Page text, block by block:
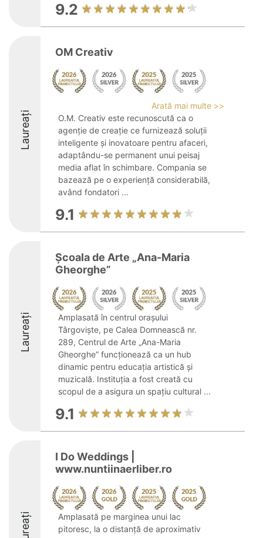
9.2
Laureați
OM Creativ
Arată mai multe >>
O.M. Creativ este recunoscută ca o
agenție de creație ce furnizează soluții
inteligente și inovatoare pentru afaceri,
adaptându-se permanent unui peisaj
media aflat în schimbare. Compania se
bazează pe o experiență considerabilă,
având fondatori ...
9.1
Laureați
Școala de Arte „Ana-Maria
Gheorghe”
Amplasată în centrul orașului
Târgoviște, pe Calea Domnească nr.
289, Centrul de Arte „Ana-Maria
Gheorghe” funcționează ca un hub
dinamic pentru educația artistică și
muzicală. Instituția a fost creată cu
scopul de a asigura un spațiu cultural ...
9.1
I Do Weddings |
www.nuntiinaerliber.ro
Amplasată pe marginea unui lac
pitoresc, la o distanță de aproximativ